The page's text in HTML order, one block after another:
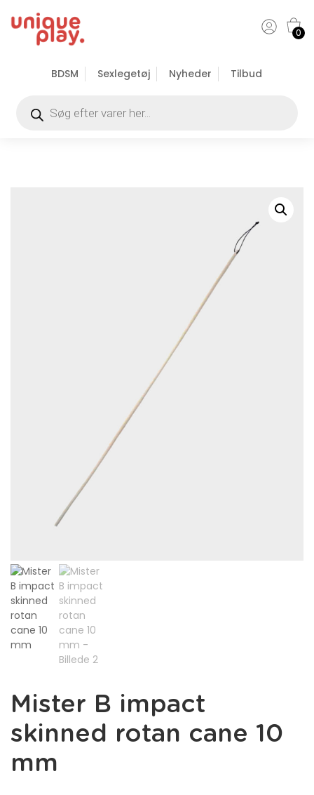
BDSM Sexlegetøj Nyheder Tilbud
0
Mister B impact
skinned rotan cane 10
mm